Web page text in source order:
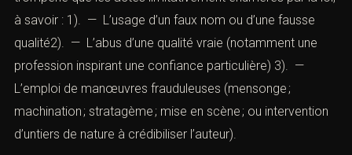
Il réside dans l’utilisation de procédés de tromperie,
dans le but d’induire la victime en erreur, et de déterminer
une remise.
b). — Des procédés de tromperie
Ne sont susceptibles de constituer des procédés de